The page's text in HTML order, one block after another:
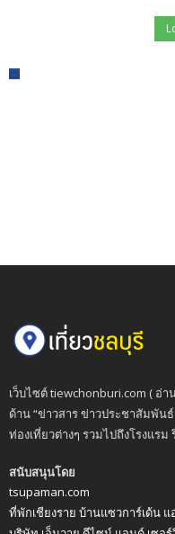
เว็บไซต์ tiewchonburi.com ( อ่
ด้าน “ข่าวสาร ข่าวประชาสัมพัน
ท่องเที่ยวต่างๆ รวมไปถึงโรงแร
สนับสนุนโดย
tsupaman.com
ที่พักเชียงราย บ้านแซวการ์เด้น